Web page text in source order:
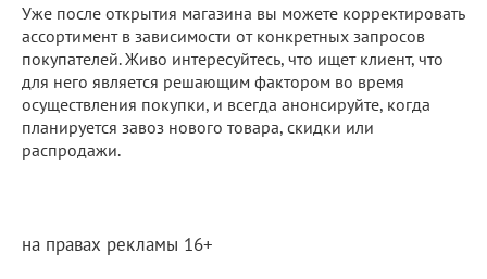
Уже после открытия магазина вы можете корректировать
ассортимент в зависимости от конкретных запросов
покупателей. Живо интересуйтесь, что ищет клиент, что
для него является решающим фактором во время
осуществления покупки, и всегда анонсируйте, когда
планируется завоз нового товара, скидки или
распродажи.
на правах рекламы 16+